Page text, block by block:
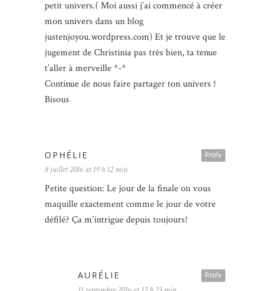
petit univers.( Moi aussi j’ai commencé à créer
mon univers dans un blog
justenjoyou.wordpress.com) Et je trouve que le
jugement de Christinia pas très bien, ta tenue
t’aller à merveille *-*
Continue de nous faire partager ton univers !
Bisous
Reply
OPHÉLIE
8 juillet 2016 at 19 h 12 min
Petite question: Le jour de la finale on vous
maquille exactement comme le jour de votre
défilé? Ça m’intrigue depuis toujours!
Reply
AURÉLIE